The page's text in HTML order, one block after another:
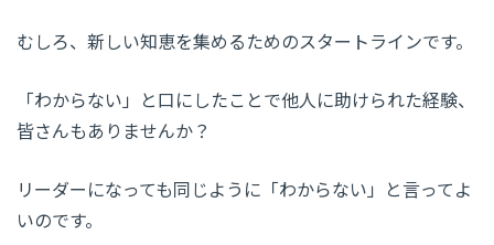
むしろ、新しい知恵を集めるためのスタートラインです。
「わからない」と口にしたことで他人に助けられた経験、
皆さんもありませんか？
リーダーになっても同じように「わからない」と言ってよ
いのです。